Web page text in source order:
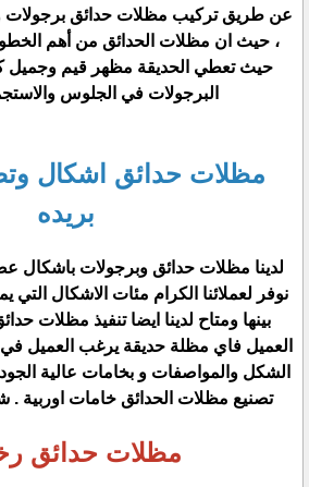
عن طريق تركيب مظلات حدائق برجولات
، حيث ان مظلات الحدائق من أهم
حيث تعطي الحديقة مظهر قيم وجميل
البرجولات في الجلوس
مظلات حدائق اشكال
بريده
لدينا مظلات حدائق وبرجولات باشكال
نوفر لعملائنا الكرام مئات الاشكال التي
بينها ومتاح لدينا ايضا تنفيذ مظلات
العميل فاي مظلة حديقة يرغب العميل في
الشكل والمواصفات و بخامات عالية
تصنيع مظلات الحدائق خامات اوربية
مظلات حدائق